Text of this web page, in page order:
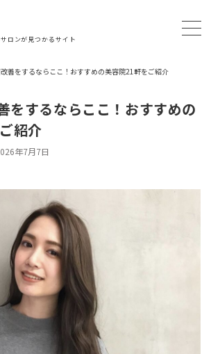
ロンが見つかるサイト
善をするならここ！おすすめの美容院21軒をご紹介
をするならここ！おすすめの
紹介
年7月7日